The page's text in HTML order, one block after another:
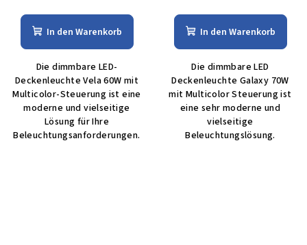
In den Warenkorb
Die dimmbare LED-
Deckenleuchte Vela 60W mit
Multicolor-Steuerung ist eine
moderne und vielseitige
Lösung für Ihre
Beleuchtungsanforderungen.
In den Warenkorb
Die dimmbare LED
Deckenleuchte Galaxy 70W
mit Multicolor Steuerung ist
eine sehr moderne und
vielseitige
Beleuchtungslösung.